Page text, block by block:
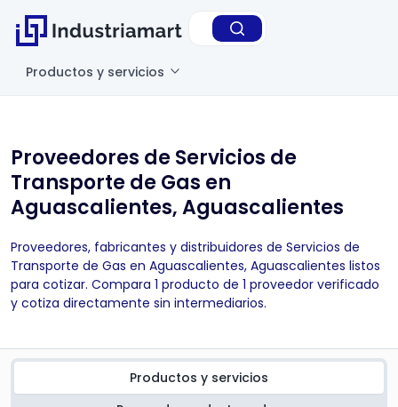
Productos y servicios
Proveedores de Servicios de
Transporte de Gas en
Aguascalientes, Aguascalientes
Proveedores, fabricantes y distribuidores de Servicios de
Transporte de Gas en Aguascalientes, Aguascalientes listos
para cotizar. Compara 1 producto de 1 proveedor verificado
y cotiza directamente sin intermediarios.
Productos y servicios